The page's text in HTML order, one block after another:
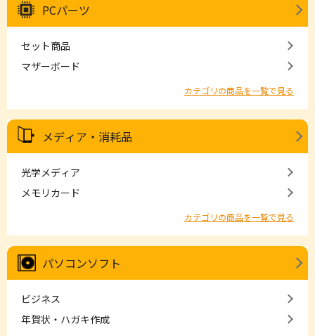
PCパーツ
セット商品
マザーボード
カテゴリの商品を一覧で見る
メディア・消耗品
光学メディア
メモリカード
カテゴリの商品を一覧で見る
パソコンソフト
ビジネス
年賀状・ハガキ作成